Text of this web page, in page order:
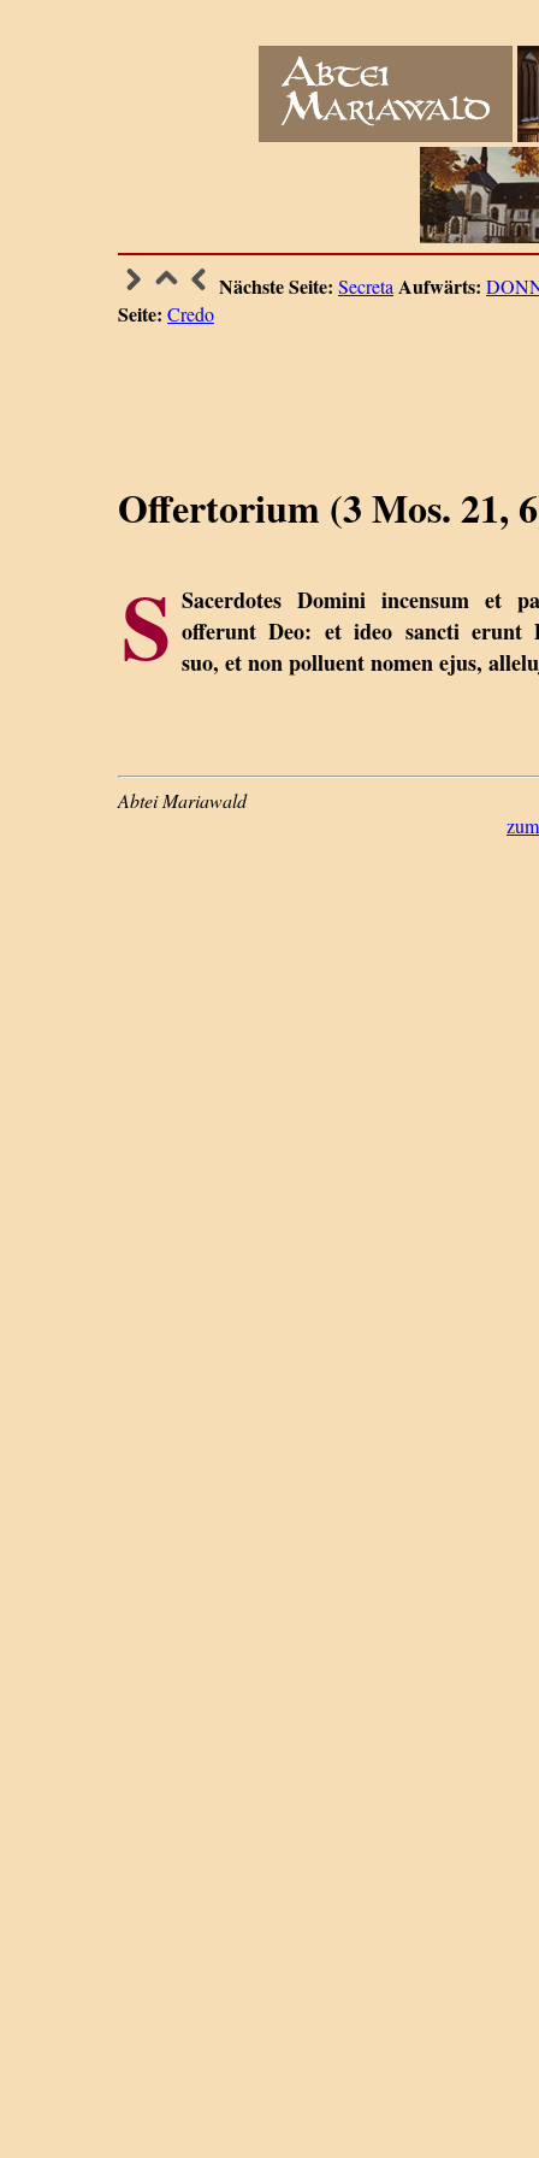
Nächste Seite: Secreta Aufwärts:
Seite: Credo
Offertorium (3 Mos. 21,
S Sacerdotes Domini incensum et
offerunt Deo: et ideo sancti erunt
suo, et non polluent nomen ejus,
Abtei Mariawald